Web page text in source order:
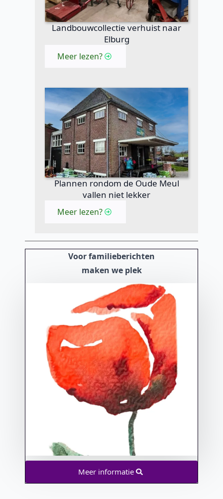
Landbouwcollectie verhuist naar
Elburg
Meer lezen?
Plannen rondom de Oude Meul
vallen niet lekker
Meer lezen?
Voor familieberichten
maken we plek
Meer informatie